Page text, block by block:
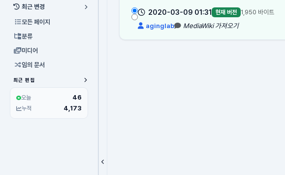
최근 변경
모든 페이지
분류
미디어
임의 문서
최근 편집
오늘 46
누적 4,173
2020-03-09 01:31 현재 버전 1,950 바이트
aginglab MediaWiki 가져오기